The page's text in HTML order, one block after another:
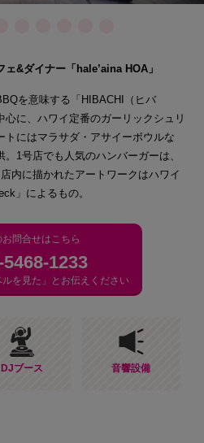
&ダイナー「hale’aina HOA」
を意味する「HIBACHI（ヒバ
に、ハワイ定番のガーリックシュリ
トにはマラサダ・アサイーボウルな
1号店でも人気のハンバーガーは、
内に描かれたアートワークはハワイ
」によるもの。
問合せはこちら
5468-1233
ルを見た」とお伝えください
DJブース 音響設備